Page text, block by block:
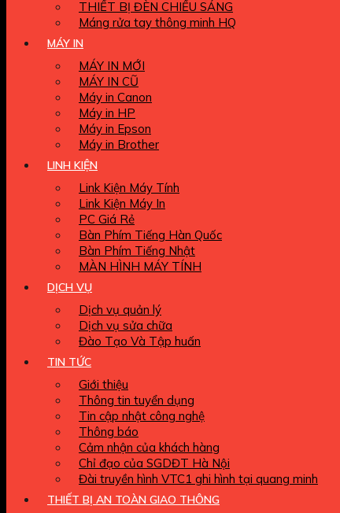
THIẾT BỊ ĐÈN CHIẾU SÁNG
Máng rửa tay thông minh HQ
MÁY IN
MÁY IN MỚI
MÁY IN CŨ
Máy in Canon
Máy in HP
Máy in Epson
Máy in Brother
LINH KIỆN
Link Kiện Máy Tính
Link Kiện Máy In
PC Giá Rẻ
Bàn Phím Tiếng Hàn Quốc
Bàn Phím Tiếng Nhật
MÀN HÌNH MÁY TÍNH
DỊCH VỤ
Dịch vụ quản lý
Dịch vụ sửa chữa
Đào Tạo Và Tập huấn
TIN TỨC
Giới thiệu
Thông tin tuyển dụng
Tin cập nhật công nghệ
Thông báo
Cảm nhận của khách hàng
Chỉ đạo của SGDĐT Hà Nội
Đài truyền hình VTC1 ghi hình tại quang minh
THIẾT BỊ AN TOÀN GIAO THÔNG